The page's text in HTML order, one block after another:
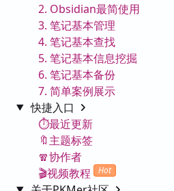
2. Obsidian最简使用
3. 笔记基本管理
4. 笔记基本查找
5. 笔记基本信息挖掘
6. 笔记基本备份
7. 简单案例展示
快捷入口
⏱️最近更新
🔖主题标签
🧣协作者
🎬视频教程
Hot